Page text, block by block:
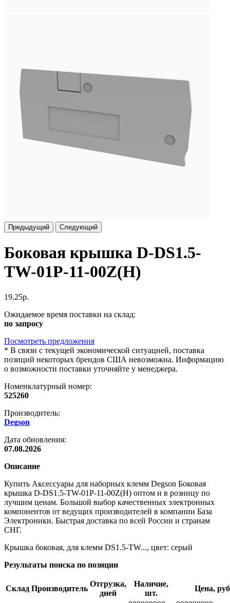
Предыдущий Следующий
Боковая крышка D-DS1.5-
TW-01P-11-00Z(H)
19.25р.
Ожидаемое время поставки на склад:
по запросу
Посмотреть предложения
* В связи с текущей экономической ситуацией, поставка
позиций некоторых брендов США невозможна. Информацию
о возможности поставки уточняйте у менеджера.
Номенклатурный номер:
525260
Производитель:
Degson
Дата обновления:
07.08.2026
Описание
Купить Аксессуары для наборных клемм Degson Боковая
крышка D-DS1.5-TW-01P-11-00Z(H) оптом и в розницу по
лучшим ценам. Большой выбор качественных электронных
компонентов от ведущих производителей в компании База
Электроники. Быстрая доставка по всей России и странам
СНГ.
Крышка боковая, для клемм DS1.5-TW..., цвет: серый
Результаты поиска по позиции
Склад Производитель
Отгрузка,
дней
Наличие,
шт.
Цена,